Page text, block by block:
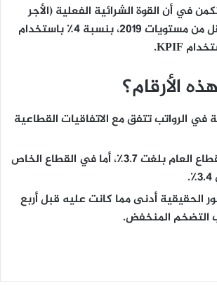
تكمن في أنالقوة الشرائية الفعلية (الأجر
مستويات 2019، بنسبة
4٪ باستخدام
.
الأرقام؟
في الرواتب تتفق مع الاتفاقيات القطاعية
الزيادة في القطاع العام بلغت 3.7٪، أما في القطاع الخاص
الحقيقية أدنى مما كانت عليه قبل أربع
التضخم المنخفض.